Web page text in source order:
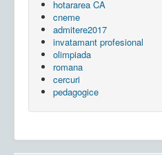
hotararea CA
cneme
admitere2017
invatamant profesional
olimpiada
romana
cercuri
pedagogice